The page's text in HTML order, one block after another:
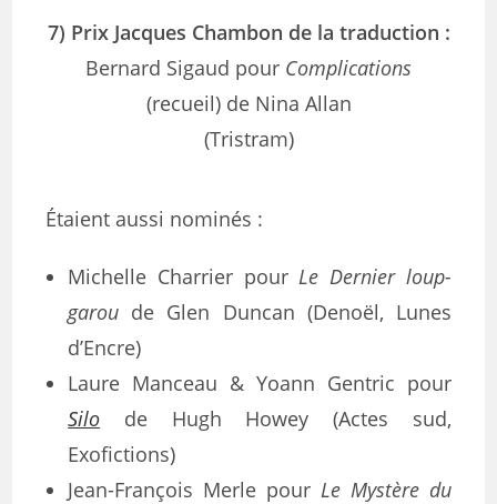
7) Prix Jacques Chambon de la traduction :
Bernard Sigaud pour Complications
(recueil) de Nina Allan
(Tristram)
Étaient aussi nominés :
Michelle Charrier pourLe Dernier loup-
garou de Glen Duncan (Denoël, Lunes
d’Encre)
Laure Manceau & Yoann Gentric pour
Silo de Hugh Howey (Actes sud,
Exofictions)
Jean-François Merle pour Le Mystère du